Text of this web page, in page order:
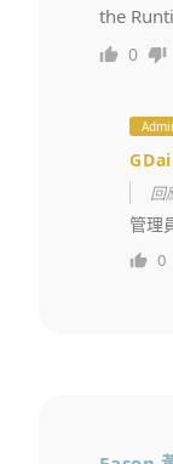
the
0
管理
0